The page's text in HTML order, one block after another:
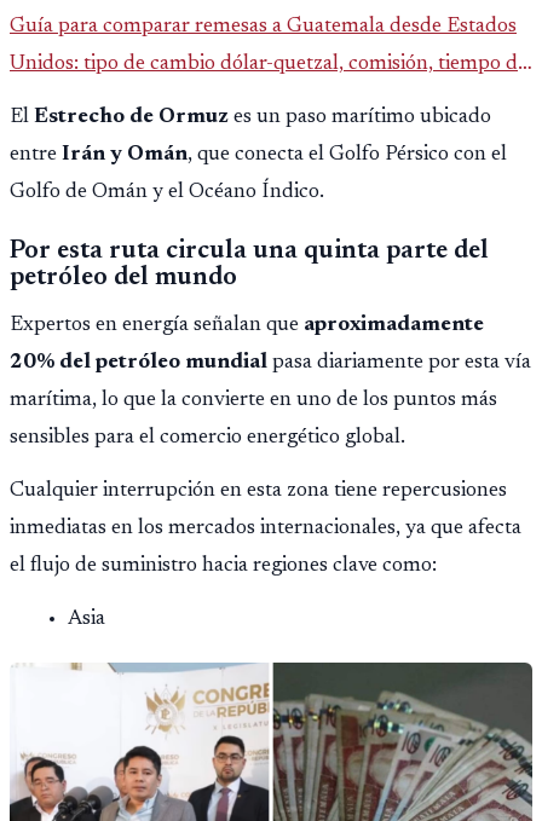
Guía para comparar remesas a Guatemala desde Estados
Unidos: tipo de cambio dólar-quetzal, comisión, tiempo de
entrega y errores que reducen el dinero recibido.
El Estrecho de Ormuz es un paso marítimo ubicado
entre Irán y Omán, que conecta el Golfo Pérsico con el
Golfo de Omán y el Océano Índico.
Por esta ruta circula una quinta parte del
petróleo del mundo
Expertos en energía señalan que aproximadamente
20% del petróleo mundial pasa diariamente por esta vía
marítima, lo que la convierte en uno de los puntos más
sensibles para el comercio energético global.
Cualquier interrupción en esta zona tiene repercusiones
inmediatas en los mercados internacionales, ya que afecta
el flujo de suministro hacia regiones clave como:
Asia